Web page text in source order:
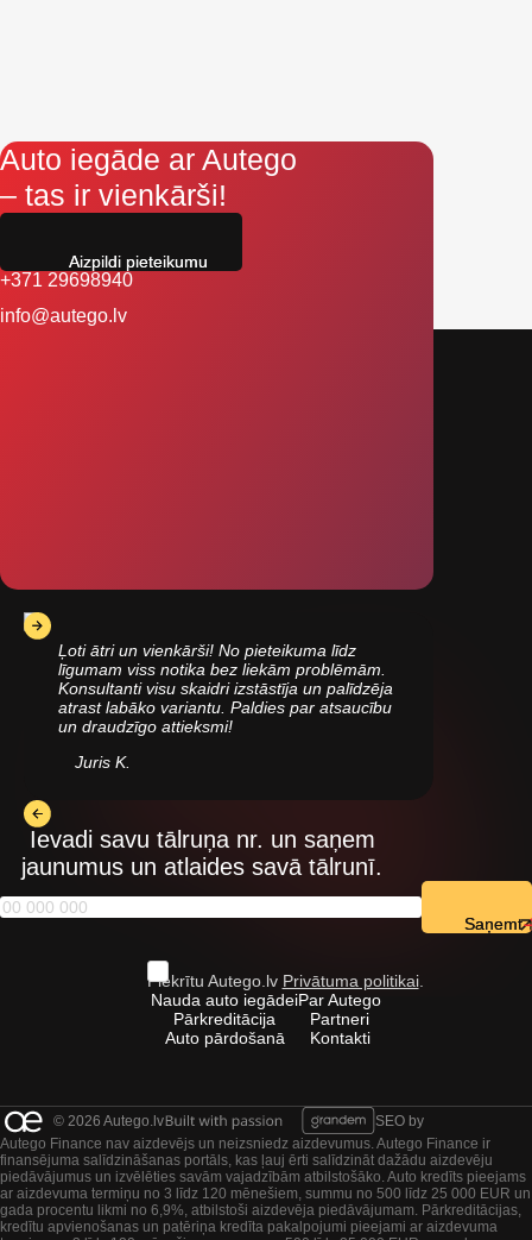
Auto iegāde ar Autego
– tas ir vienkārši!
+371 29698940
info@autego.lv
Ļoti ātri un vienkārši! No pieteikuma līdz
līgumam viss notika bez liekām problēmām.
Konsultanti visu skaidri izstāstīja un palīdzēja
atrast labāko variantu. Paldies par atsaucību
un draudzīgo attieksmi!
Juris K.
Ievadi savu tālruņa nr. un saņem
jaunumus un atlaides savā tālrunī.
Piekrītu Autego.lv Privātuma politikai.
Nauda auto iegādei
Pārkreditācija
Auto pārdošanā
Par Autego
Partneri
Kontakti
© 2026 Autego.lv
SEO by
Autego Finance nav aizdevējs un neizsniedz aizdevumus. Autego Finance ir
finansējuma salīdzināšanas portāls, kas ļauj ērti salīdzināt dažādu aizdevēju
piedāvājumus un izvēlēties savām vajadzībām atbilstošāko. Auto kredīts pieejams
ar aizdevuma termiņu no 3 līdz 120 mēnešiem, summu no 500 līdz 25 000 EUR un
gada procentu likmi no 6,9%, atbilstoši aizdevēja piedāvājumam. Pārkreditācijas,
kredītu apvienošanas un patēriņa kredīta pakalpojumi pieejami ar aizdevuma